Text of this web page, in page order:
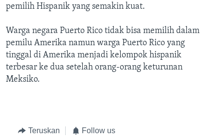
pemilih Hispanik yang semakin kuat.
Warga negara Puerto Rico tidak bisa memilih dalam
pemilu Amerika namun warga Puerto Rico yang
tinggal di Amerika menjadi kelompok hispanik
terbesar ke dua setelah orang-orang keturunan
Meksiko.
Teruskan Follow us